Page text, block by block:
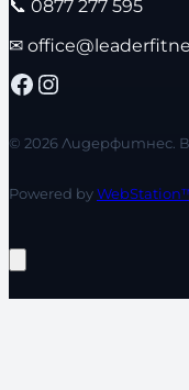
📞 0877 277 595
✉
Facebook Instagram
© 2026 Лидерфитнес.
Powered by